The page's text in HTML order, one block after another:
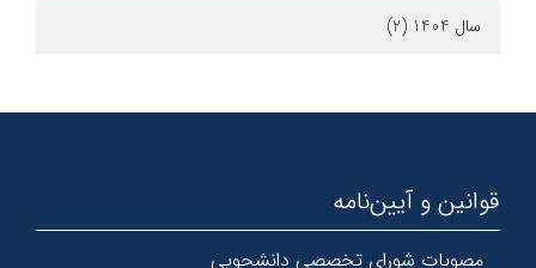
سال 1404 (2)
قوانین و آیین‌نامه
مصوبات شورای تخصصی دانشجویی